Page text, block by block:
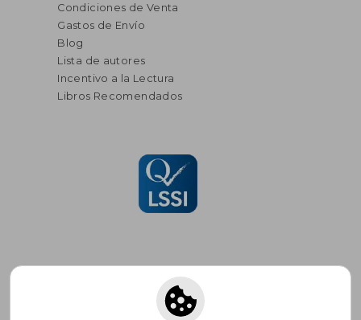
Condiciones de Venta
Gastos de Envío
Blog
Lista de autores
Incentivo a la Lectura
Libros Recomendados